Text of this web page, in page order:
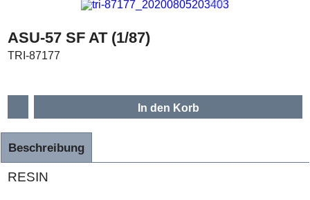
ASU-57 SF AT (1/87)
TRI-87177
In den Korb
Beschreibung
RESIN